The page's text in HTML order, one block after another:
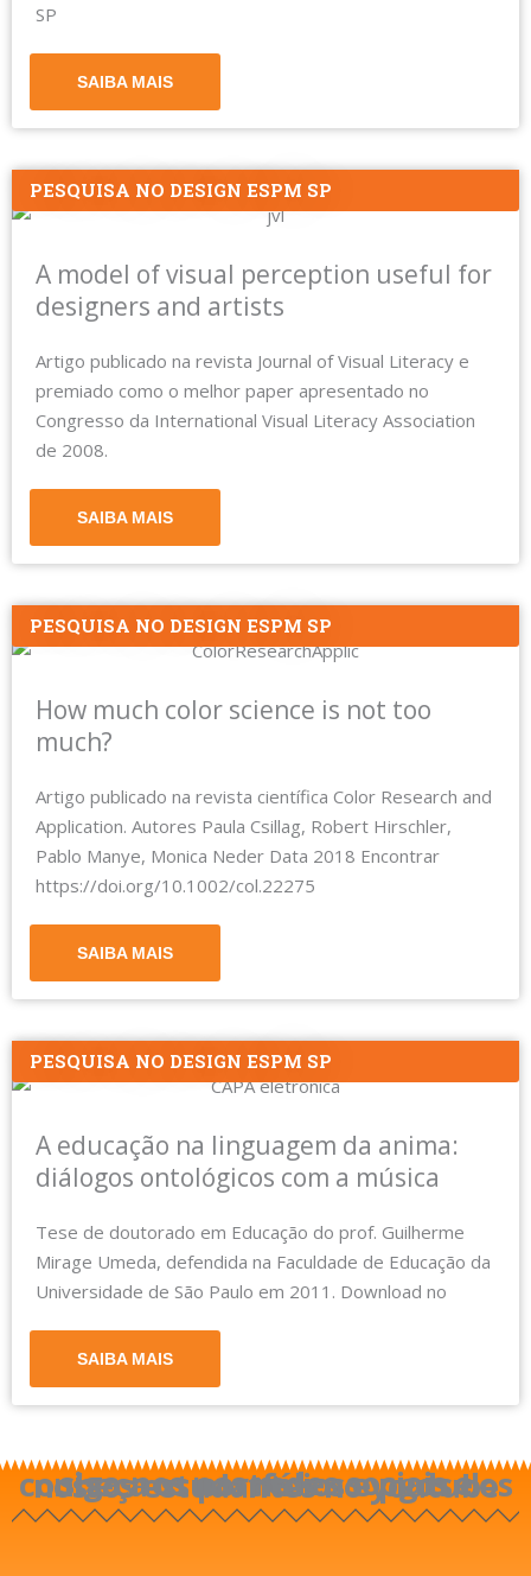
SP
SAIBA MAIS
PESQUISA NO DESIGN ESPM SP
A model of visual perception useful for
designers and artists
Artigo publicado na revista Journal of Visual Literacy e
premiado como o melhor paper apresentado no
Congresso da International Visual Literacy Association
de 2008.
SAIBA MAIS
PESQUISA NO DESIGN ESPM SP
How much color science is not too
much?
Artigo publicado na revista científica Color Research and
Application. Autores Paula Csillag, Robert Hirschler,
Pablo Manye, Monica Neder Data 2018 Encontrar
https://doi.org/10.1002/col.22275
SAIBA MAIS
PESQUISA NO DESIGN ESPM SP
A educação na linguagem da anima:
diálogos ontológicos com a música
Tese de doutorado em Educação do prof. Guilherme
Mirage Umeda, defendida na Faculdade de Educação da
Universidade de São Paulo em 2011. Download no
SAIBA MAIS
siga-nos nas redes sociais e conheça os portfólios e pgds dos nossos estudantes no youtube